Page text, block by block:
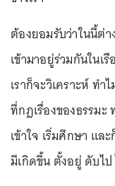
ต้องยอมรับว่าในนี้ต่
เข้ามาอยู่ร่วมกันในเ
เราก็จะวิเคราะห์ ท
ที่กฎเรื่องของธรรมะ
เข้าใจ เริ่มศึกษา แล
มีเกิดขึ้น ตั้งอยู่ ดับไ